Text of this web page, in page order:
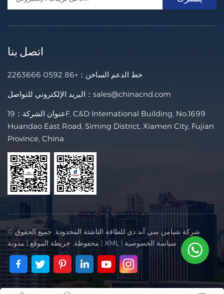
ريات C&Dما عليك سوى توصيل نظام الطاقة الشمسية الكهروض
عن الطاقة على الفور.
اتصل بنا
خط الدعم الساخن： +86 0592 2263666
البريد الإلكتروني للتواصل： sales@chinacnd.com
عنوان الشركة：19F, C&D International Building, No.1699
Huandao East Road, Siming District, Xiamen City, Fujian
Province, China
© شركة شيامن سي آند دي للطاقة الناشئة المحدودة. جميع الحقوق
محفوظة.خريطة الموقع|مدونة | XML |سياسة الخصوصية